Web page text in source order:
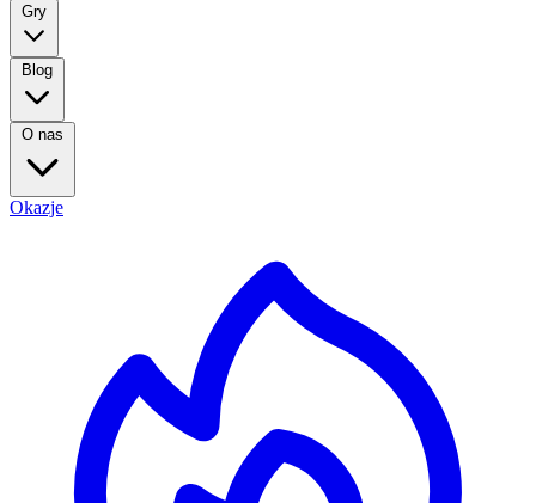
Gry
Blog
O nas
Okazje